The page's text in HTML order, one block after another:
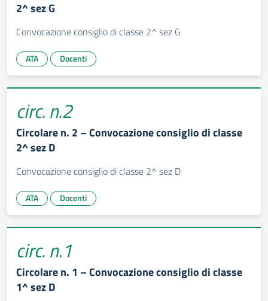
2^ sez G
Convocazione consiglio di classe 2^ sez G
ATA Docenti
circ. n.2
Circolare n. 2 – Convocazione consiglio di classe
2^ sez D
Convocazione consiglio di classe 2^ sez D
ATA Docenti
circ. n.1
Circolare n. 1 – Convocazione consiglio di classe
1^ sez D